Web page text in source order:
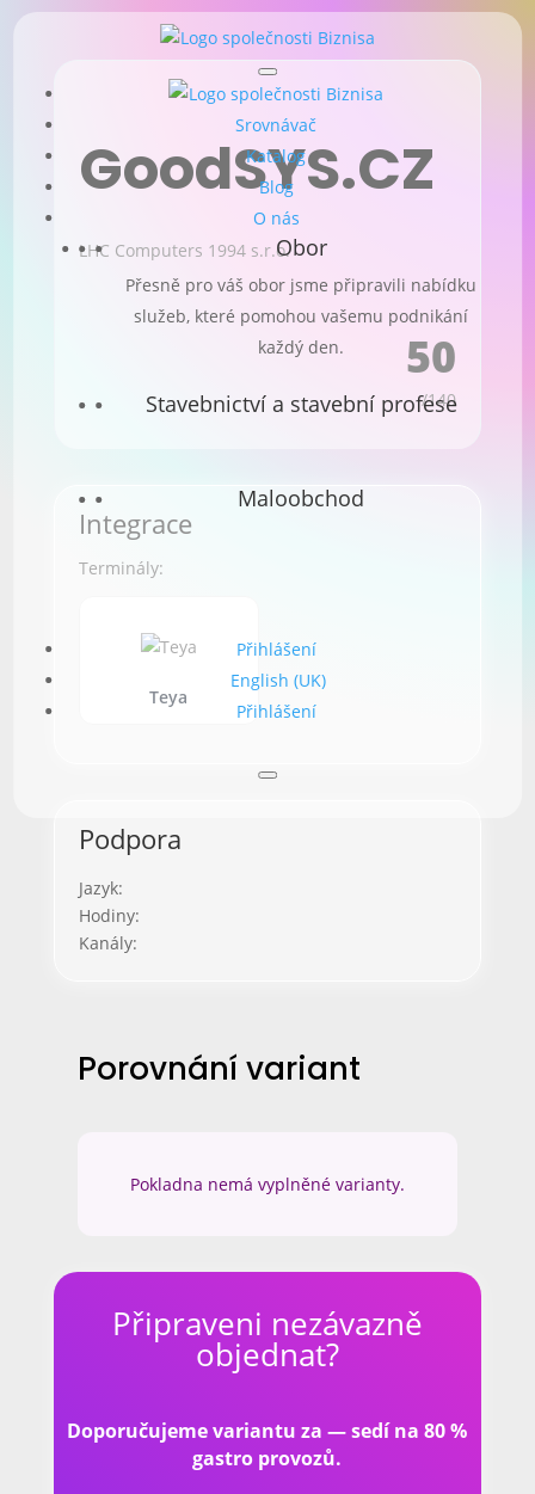
Srovnávač
Katalog
Blog
O nás
Obor
Přesně pro váš obor jsme připravili nabídku
služeb, které pomohou vašemu podnikání
každý den.
Stavebnictví a stavební profese
Maloobchod
Přihlášení
English (UK)
Přihlášení
GoodSYS.CZ
LHC Computers 1994 s.r.o.
50
/140
Integrace
Terminály:
Teya
Podpora
Jazyk:
Hodiny:
Kanály:
Porovnání variant
Pokladna nemá vyplněné varianty.
Připraveni nezávazně
objednat?
Doporučujeme variantu za — sedí na 80 %
gastro provozů.